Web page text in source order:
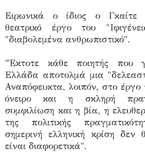
Ειρωνικά ο ίδιος ο Γκαίτε
θεατρικό έργο του
"διαβολεμένα ανθρωπιστικό".
"Έκτοτε κάθε ποιητής που
Ελλάδα αποτολμά μια
Αναπόφευκτα, λοιπόν, στο έργο
όνειρο και η σκληρή
συμφιλίωση και η βία, η
της πολιτικής
σημερινή ελληνική κρίση
είναι διαφορετικά".